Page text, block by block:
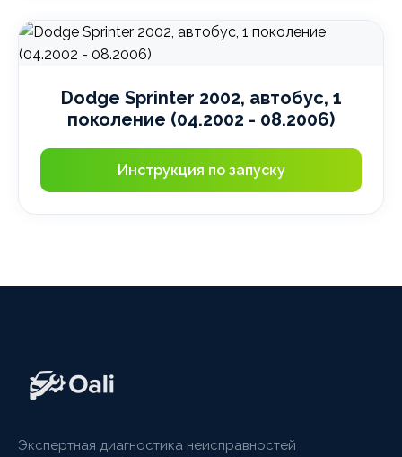
Dodge Sprinter 2002, автобус, 1
поколение (04.2002 - 08.2006)
Инструкция по запуску
Экспертная диагностика неисправностей